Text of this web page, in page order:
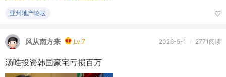
亚州地产论坛
风从南方来 Lv.7 2026-5-1 / 2771阅读
汤唯投资韩国豪宅亏损百万